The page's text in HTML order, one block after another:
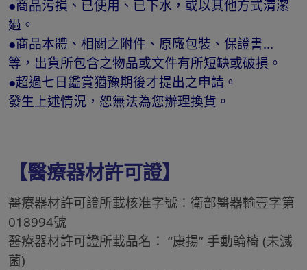
●商品污損、已使用、已下水，或以其他方式清潔
過。
●商品本體、相關之附件、原廠包裝、保證書...
等，出貨所包含之物品或文件有所短缺或破損。
●超過七日鑑賞猶豫期後才提出之申請。
發生上述情況，恕無法為您辦理換貨。
【醫療器材許可證】
醫療器材許可證所載核准字號：衛部醫器輸壹字第
018994號
醫療器材許可證所載品名： “康揚” 手動輪椅 (未滅
菌)